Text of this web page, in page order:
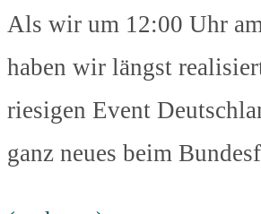
Als wir um 12:00 Uhr
haben wir längst
riesigen Event
ganz neues beim